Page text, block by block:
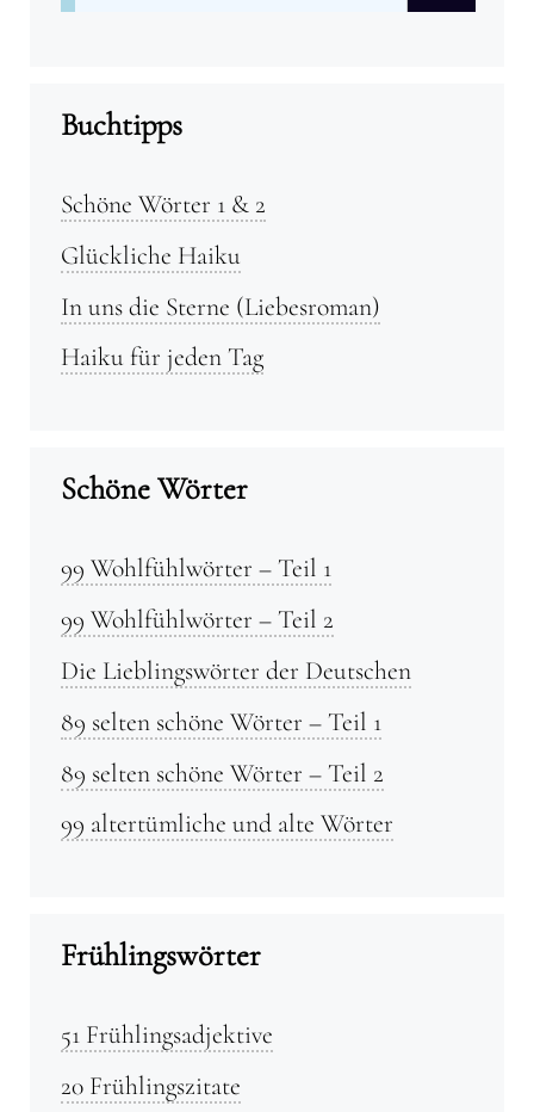
nach:
Buchtipps
Schöne Wörter 1 & 2
Glückliche Haiku
In uns die Sterne (Liebesroman)
Haiku für jeden Tag
Schöne Wörter
99 Wohlfühlwörter – Teil 1
99 Wohlfühlwörter – Teil 2
Die Lieblingswörter der Deutschen
89 selten schöne Wörter – Teil 1
89 selten schöne Wörter – Teil 2
99 altertümliche und alte Wörter
Frühlingswörter
51 Frühlingsadjektive
20 Frühlingszitate